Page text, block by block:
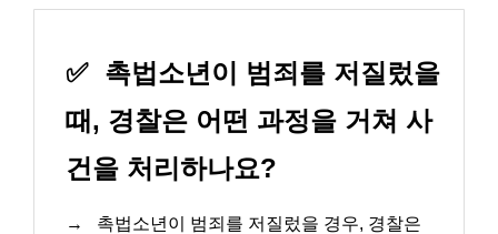
✅ 촉법소년이 범죄를 저질렀을
때, 경찰은 어떤 과정을 거쳐 사
건을 처리하나요?
→
촉법소년이 범죄를 저질렀을 경우, 경찰은